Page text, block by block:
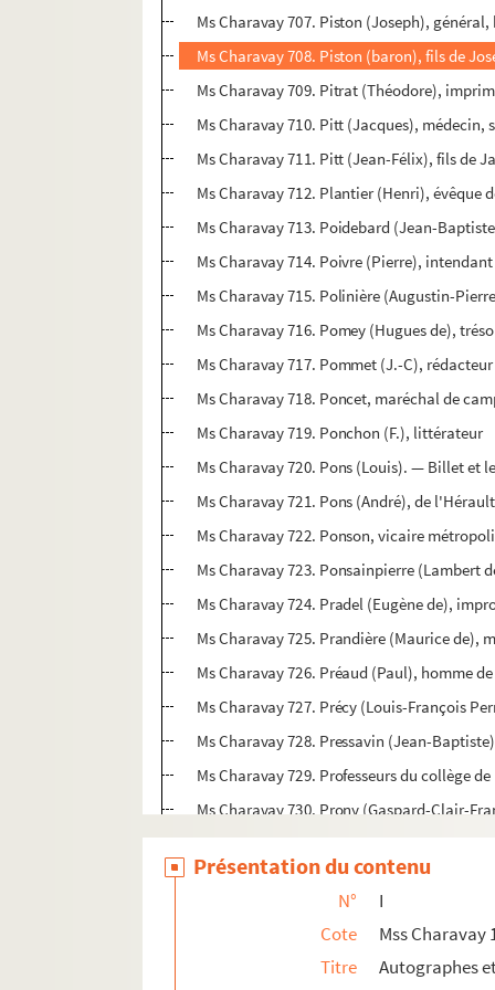
Ms Charavay 707. Piston (Joseph),
Ms Charavay 708. Piston (baron), fils de
Ms Charavay 709. Pitrat (Théodore),
Ms Charavay 710. Pitt (Jacques), médecin,
Ms Charavay 711. Pitt (Jean-Félix), fils de
Ms Charavay 712. Plantier (Henri), évêque
Ms Charavay 713. Poidebard (Jean-
Ms Charavay 714. Poivre (Pierre),
Ms Charavay 715. Polinière (Augustin-
Ms Charavay 716. Pomey (Hugues de),
Ms Charavay 717. Pommet (J.-C),
Ms Charavay 718. Poncet, maréchal de
Ms Charavay 719. Ponchon (F.), littérateur
Ms Charavay 720. Pons (Louis). — Billet et
Ms Charavay 721. Pons (André), de
Ms Charavay 722. Ponson, vicaire
Ms Charavay 723. Ponsainpierre (Lambert
Ms Charavay 724. Pradel (Eugène de),
Ms Charavay 725. Prandière (Maurice de),
Ms Charavay 726. Préaud (Paul), homme
Ms Charavay 727. Précy (Louis-François
Ms Charavay 728. Pressavin (Jean-
Ms Charavay 729. Professeurs du collège de
Ms Charavay 730. Prony (Gaspard-Clair-
Ms Charavay 731. Prost (Claude), sculpteur
Ms Charavay 732. Prost de
Ms Charavay 733. Prost de Royer
Ms Charavay 734. Provence, directeur des
Ms Charavay 735. Prudhomme (Louis),
Présentation du contenu
N°
I
Cote
Mss Charavay
Titre
Autographes